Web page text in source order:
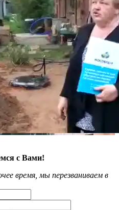
с Вами!
время, мы перезваниваем в